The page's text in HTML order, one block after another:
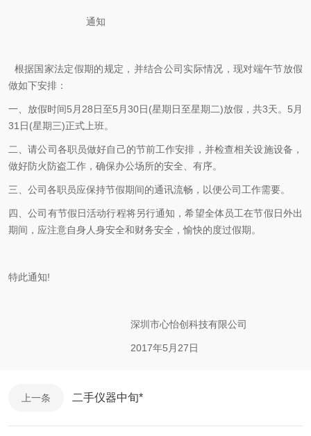
通知
根据国家法定假期的规定，并结合公司实际情况，现对端午节放假
做如下安排：
一、放假时间5月28日至5月30日(星期日至星期二)放假，共3天。5月
31日(星期三)正式上班。
二、请公司各职员做好自己的节前工作安排，并检查相关设施设备，
做好防火防盗工作，确保办公场所的安全、有序。
三、公司各职员应保持节假期间的通讯流畅，以便公司工作需要。
四、公司有节假日活动行程将另行通知，希望全体员工在节假日外出
期间，应注意自身人身安全和财务安全，愉快的度过假期。
特此通知!
深圳市心怡创科技有限公司
2017年5月27日
上一条 二手仪器中旬*